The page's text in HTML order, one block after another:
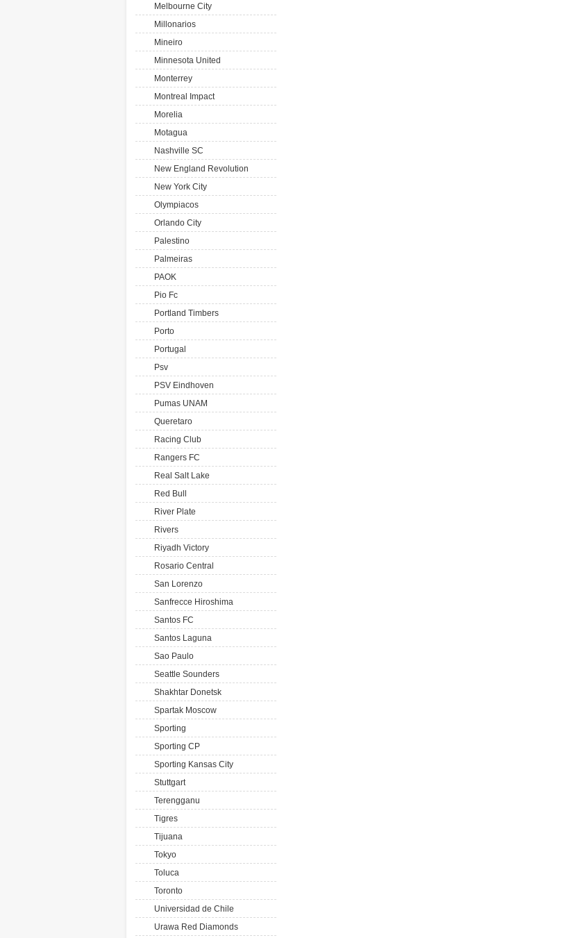
Melbourne City
Millonarios
Mineiro
Minnesota United
Monterrey
Montreal Impact
Morelia
Motagua
Nashville SC
New England Revolution
New York City
Olympiacos
Orlando City
Palestino
Palmeiras
PAOK
Pio Fc
Portland Timbers
Porto
Portugal
Psv
PSV Eindhoven
Pumas UNAM
Queretaro
Racing Club
Rangers FC
Real Salt Lake
Red Bull
River Plate
Rivers
Riyadh Victory
Rosario Central
San Lorenzo
Sanfrecce Hiroshima
Santos FC
Santos Laguna
Sao Paulo
Seattle Sounders
Shakhtar Donetsk
Spartak Moscow
Sporting
Sporting CP
Sporting Kansas City
Stuttgart
Terengganu
Tigres
Tijuana
Tokyo
Toluca
Toronto
Universidad de Chile
Urawa Red Diamonds